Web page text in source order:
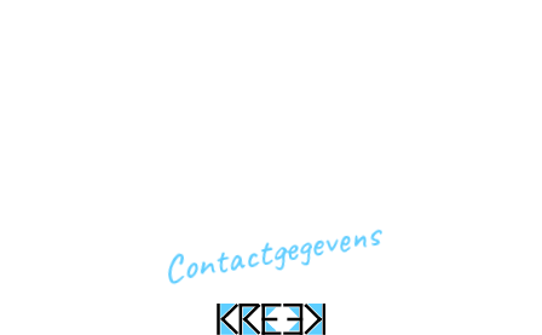
Contactgegevens